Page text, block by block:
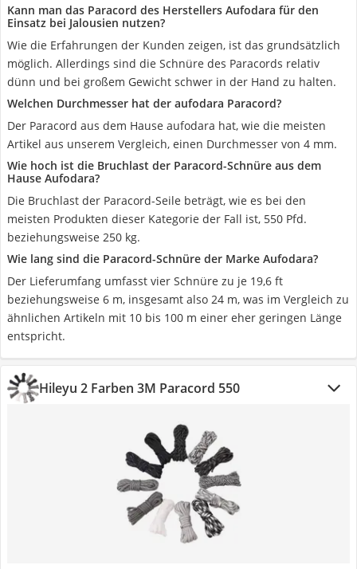
Kann man das Paracord des Herstellers Aufodara für den
Einsatz bei Jalousien nutzen?
Wie die Erfahrungen der Kunden zeigen, ist das grundsätzlich
möglich. Allerdings sind die Schnüre des Paracords relativ
dünn und bei großem Gewicht schwer in der Hand zu halten.
Welchen Durchmesser hat der aufodara Paracord?
Der Paracord aus dem Hause aufodara hat, wie die meisten
Artikel aus unserem Vergleich, einen Durchmesser von 4 mm.
Wie hoch ist die Bruchlast der Paracord-Schnüre aus dem
Hause Aufodara?
Die Bruchlast der Paracord-Seile beträgt, wie es bei den
meisten Produkten dieser Kategorie der Fall ist, 550 Pfd.
beziehungsweise 250 kg.
Wie lang sind die Paracord-Schnüre der Marke Aufodara?
Der Lieferumfang umfasst vier Schnüre zu je 19,6 ft
beziehungsweise 6 m, insgesamt also 24 m, was im Vergleich zu
ähnlichen Artikeln mit 10 bis 100 m einer eher geringen Länge
entspricht.
Hileyu 2 Farben 3M Paracord 550